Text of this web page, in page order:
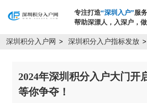
专注打造“深圳入户”服
帮助深漂人，入深户，
深圳积分入户网 > 深圳积分入户指标发放 >
2024年深圳积分入户大门开
等你争夺！